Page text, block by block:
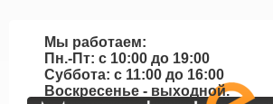
Мы работаем:
Пн.-Пт: с 10:00 до 19:00
Суббота: с 11:00 до 16:00
Воскресенье - выходной.